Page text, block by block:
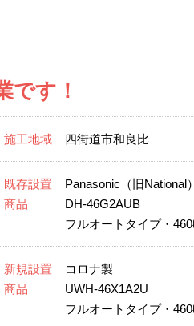
です！
施工地域 四街道市和良比
既存設置
商品
Panasonic（旧National
DH-46G2AUB
フルオートタイプ・
新規設置
商品
コロナ製
UWH-46X1A2U
フルオートタイプ・